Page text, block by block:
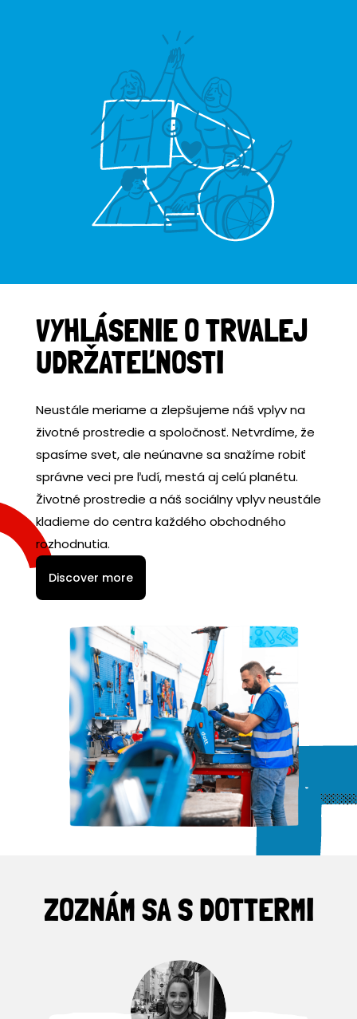
VYHLÁSENIE O TRVALEJ
UDRŽATEĽNOSTI
Neustále meriame a zlepšujeme náš vplyv na
životné prostredie a spoločnosť. Netvrdíme, že
spasíme svet, ale neúnavne sa snažíme robiť
správne veci pre ľudí, mestá aj celú planétu.
Životné prostredie a náš sociálny vplyv neustále
kladieme do centra každého obchodného
rozhodnutia.
Discover more
ZOZNÁM SA S DOTTERMI